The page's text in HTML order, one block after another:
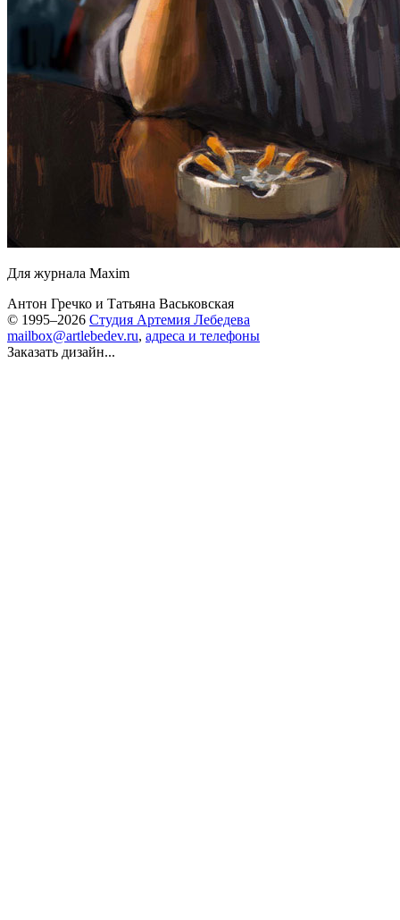
Для журнала Maxim
Антон Гречко и Татьяна Васьковская
© 1995–2026 Студия Артемия Лебедева
mailbox@artlebedev.ru, адреса и телефоны
Заказать дизайн...